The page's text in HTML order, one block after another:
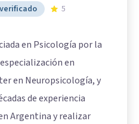
5
en Psicología por la
en
en Neuropsicología, y
de experiencia
Argentina y realizar